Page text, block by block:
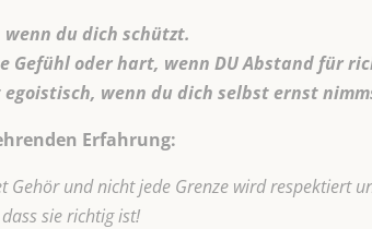
du dich schützt.
Gefühl oder hart, wenn DU Abstand für
wenn du dich selbst ernst
Erfahrung:
Gehör und nicht jede Grenze wird respektiert
sie richtig ist!